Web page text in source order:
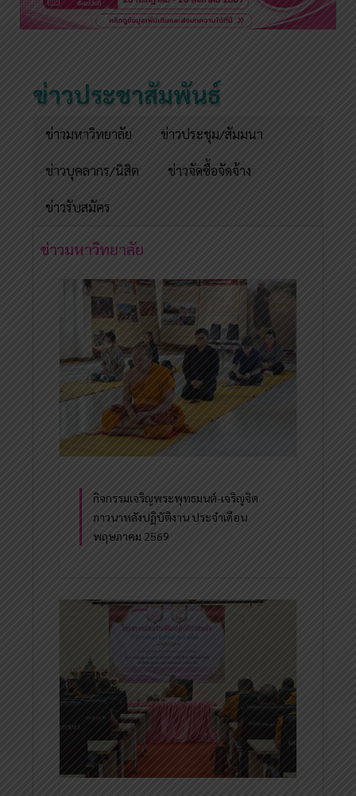
ข่าวประชาสัมพันธ์
ข่าวมหาวิทยาลัย ข่าวประชุม/สัมมนา
ข่าวบุคลากร/นิสิต ข่าวจัดซื้อจัดจ้าง
ข่าวรับสมัคร
ข่าวมหาวิทยาลัย
กิจกรรมเจริญพระพุทธมนต์-เจริญจิต
ภาวนาหลังปฏิบัติงาน ประจำเดือน
พฤษภาคม 2569